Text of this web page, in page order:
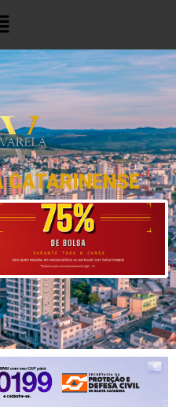
CATARINENSE